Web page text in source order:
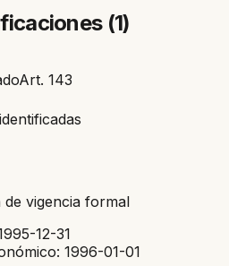
(1)
Art. 143
de vigencia formal
12-31
1996-01-01